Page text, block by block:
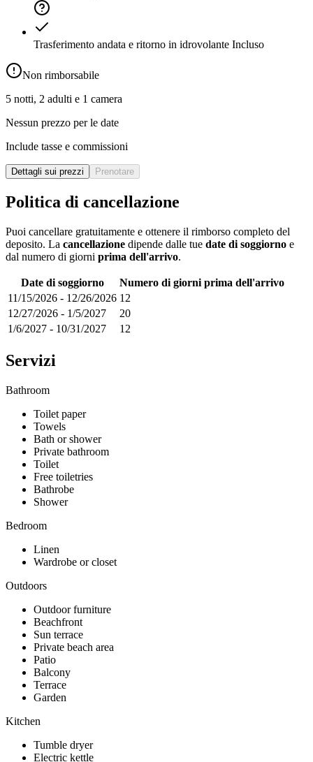
Trasferimento andata e ritorno in idrovolante Incluso
Non rimborsabile
5 notti, 2 adulti e 1 camera
Nessun prezzo per le date
Include tasse e commissioni
Dettagli sui prezzi Prenotare
Politica di cancellazione
Puoi cancellare gratuitamente e ottenere il rimborso completo del
deposito. La cancellazione dipende dalle tue date di soggiorno e
dal numero di giorni prima dell'arrivo.
Date di soggiorno
Numero di giorni prima dell'arrivo
11/15/2026 - 12/26/2026 12
12/27/2026 - 1/5/2027
20
1/6/2027 - 10/31/2027 12
Servizi
Bathroom
Toilet paper
Towels
Bath or shower
Private bathroom
Toilet
Free toiletries
Bathrobe
Shower
Bedroom
Linen
Wardrobe or closet
Outdoors
Outdoor furniture
Beachfront
Sun terrace
Private beach area
Patio
Balcony
Terrace
Garden
Kitchen
Tumble dryer
Electric kettle